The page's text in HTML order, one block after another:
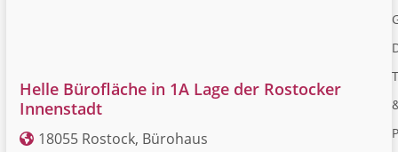
Helle Bürofläche in 1A Lage der Rostocker
Innenstadt
18055 Rostock, Bürohaus